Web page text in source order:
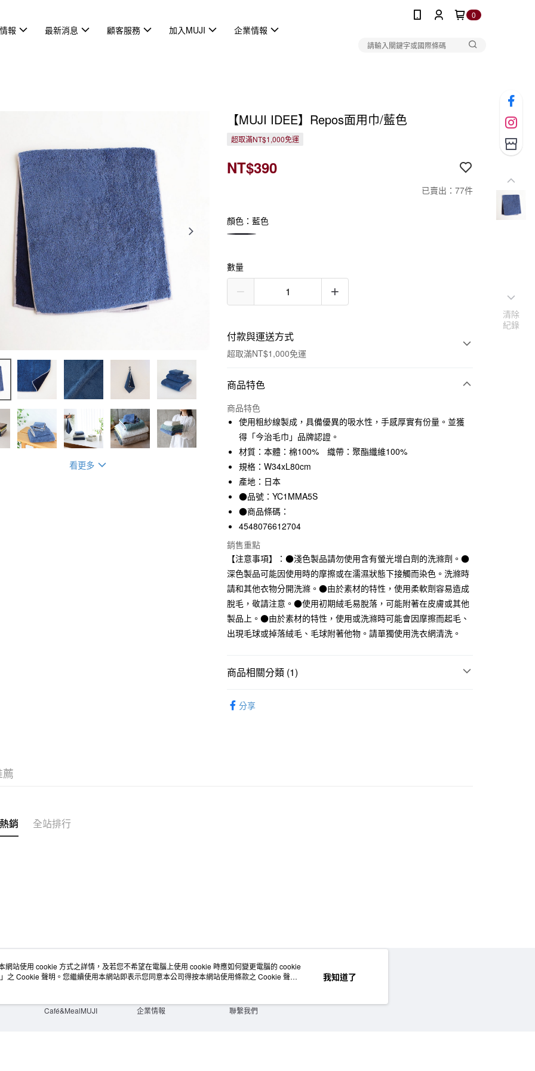
0
報 最新消息 顧客服務 加入MUJI 企業情報
看更多
【MUJI IDEE】Repos面用巾/藍色
超取滿NT$1,000免運
NT$390
已賣出：77件
顏色：藍色
數量
付款與運送方式
超取滿NT$1,000免運
付款方式
信用卡一次付款
信用卡分期付款
3 期 0 利率 每期NT$130
合作金庫商業銀行
華南商業銀行
上海商業儲蓄銀行
國泰世華商業銀行
臺灣中小企業銀行
匯豐（台灣）商業銀行
聯邦商業銀行
元大商業銀行
永豐商業銀行
台新國際商業銀行
中國信託商業銀行
台灣樂天信用卡公司
超商取貨付款
LINE Pay
Apple Pay
悠遊付
運送方式
全家取貨付款
每筆NT$65，滿NT$1,000(含以上)免運費
每筆NT$65，滿NT$1,000(含以上)免運費
每筆NT$65，滿NT$1,000(含以上)免運費
商品特色
商品特色
使用粗紗線製成，具備優異的吸水性，手感厚實有份量。並獲
得「今治毛巾」品牌認證。
材質：本體：棉100% 織帶：聚酯纖維100%
規格：W34xL80cm
產地：日本
●品號：YC1MMA5S
●商品條碼：
4548076612704
銷售重點
【注意事項】：●淺色製品請勿使用含有螢光增白劑的洗滌劑。●
深色製品可能因使用時的摩擦或在濡濕狀態下接觸而染色。洗滌時
請和其他衣物分開洗滌。●由於素材的特性，使用柔軟劑容易造成
脫毛，敬請注意。●使用初期絨毛易脫落，可能附著在皮膚或其他
製品上。●由於素材的特性，使用或洗滌時可能會因摩擦而起毛、
出現毛球或掉落絨毛、毛球附著他物。請單獨使用洗衣網清洗。
商品相關分類 (1)
分享
銷 全站排行
店舖情報
門市服務
Café&MealMUJI
空間改造企劃服務
大宗採購
企業情報
會員服務
人才招募
聯繫我們
清除
紀錄
網站使用 cookie 方式之詳情，及若您不希望在電腦上使用 cookie 時應如何變更電腦的 cookie
」之 Cookie 聲明。您繼續使用本網站即表示您同意本公司得按本網站使用條款之 Cookie 聲明
我知道了